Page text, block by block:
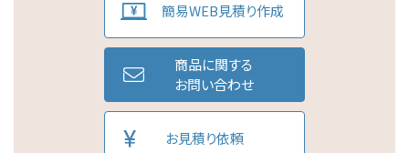
簡易WEB見積り作成
商品に関する
お問い合わせ
お見積り依頼